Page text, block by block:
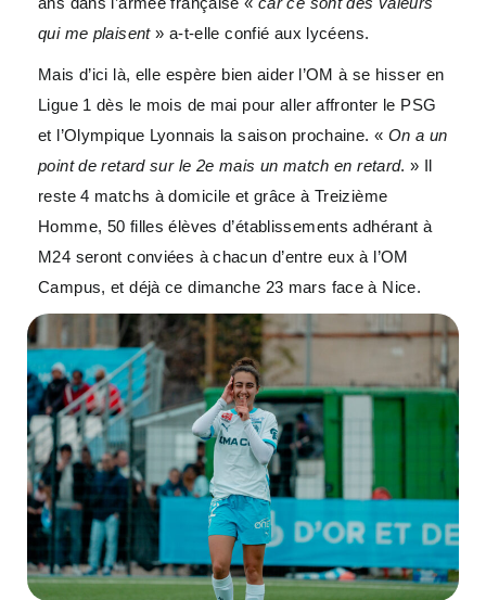
qui me plaisent» a-t-elle confié aux lycéens.
Mais d’ici là, elle espère bien aider l’OM à se hisser en
Ligue 1 dès le mois de mai pour aller affronter le PSG
et l’Olympique Lyonnais la saison prochaine. « On a un
point de retard sur le 2e mais un match en retard. » Il
reste 4 matchs à domicile et grâce à Treizième
Homme, 50 filles élèves d’établissements adhérant à
M24 seront conviées à chacun d’entre eux à l’OM
Campus, et déjà ce dimanche 23 mars face à Nice.